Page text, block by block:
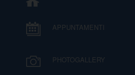
APPUNTAMENTI
PHOTOGALLERY